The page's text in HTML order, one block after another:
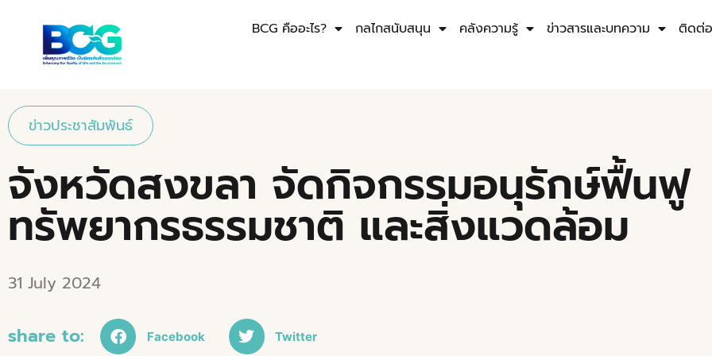
BCG คืออะไร? กลไกสนับสนุน คลังความรู้ ข่าวสารและบทความ ติดต่อ
ข่าวประชาสัมพันธ์
จังหวัดสงขลา จัดกิจกรรมอนุรักษ์ฟื้นฟู
ทรัพยากรธรรมชาติ และสิ่งแวดล้อม
31 July 2024
share to: Facebook Twitter